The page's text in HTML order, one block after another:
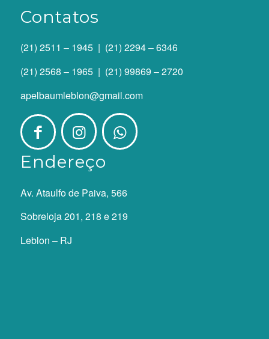
Contatos
(21) 2511 – 1945 | (21) 2294 – 6346
(21) 2568 – 1965 | (21) 99869 – 2720
apelbaumleblon@gmail.com
Endereço
Av. Ataulfo de Paiva, 566
Sobreloja 201, 218 e 219
Leblon – RJ